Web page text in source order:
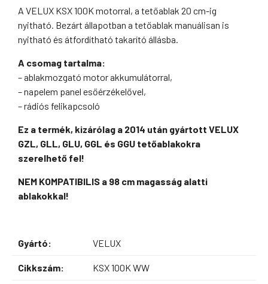
A VELUX KSX 100K motorral, a tetőablak 20 cm-ig
nyitható. Bezárt állapotban a tetőablak manuálisan is
nyitható és átfordítható takarító állásba.
A csomag tartalma:
– ablakmozgató motor akkumulátorral,
– napelem panel esőérzékelővel,
– rádiós felikapcsoló
Ez a termék, kizárólag a 2014 után gyártott VELUX
GZL, GLL, GLU, GGL és GGU tetőablakokra
szerelhető fel!
NEM KOMPATIBILIS a 98 cm magasság alatti
ablakokkal!
Gyártó: VELUX
Cikkszám: KSX 100K WW